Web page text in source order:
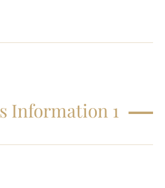
Information 1